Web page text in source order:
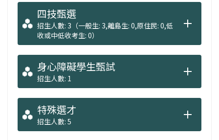
台清交成等校研究所的畢業生不勝枚舉。
四技甄選
招生人數: 3（一般生: 3,離島生: 0,原住民: 0,低
收或中低收考生: 0）
身心障礙學生甄試
招生人數: 1
特殊選才
招生人數: 5